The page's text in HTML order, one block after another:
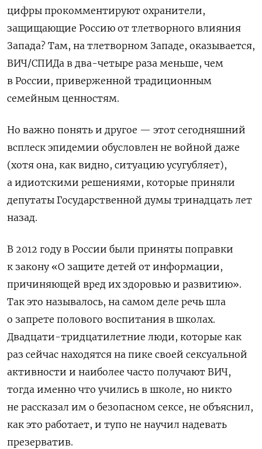
цифры прокомментируют охранители,
защищающие Россию от тлетворного влияния
Запада? Там, на тлетворном Западе, оказывается,
ВИЧ/СПИДа в два-четыре раза меньше, чем
в России, приверженной традиционным
семейным ценностям.
Но важно понять и другое — этот сегодняшний
всплеск эпидемии обусловлен не войной даже
(хотя она, как видно, ситуацию усугубляет),
а идиотскими решениями, которые приняли
депутаты Государственной думы тринадцать лет
назад.
В 2012 году в России были приняты поправки
к закону «О защите детей от информации,
причиняющей вред их здоровью и развитию».
Так это называлось, на самом деле речь шла
о запрете полового воспитания в школах.
Двадцати-тридцатилетние люди, которые как
раз сейчас находятся на пике своей сексуальной
активности и наиболее часто получают ВИЧ,
тогда именно что учились в школе, но никто
не рассказал им о безопасном сексе, не объяснил,
как это работает, и тупо не научил надевать
презерватив.